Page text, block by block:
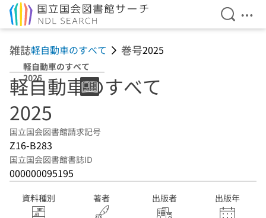
検索を
メ
雑誌軽自動車のすべて 巻号2025
軽自動車のすべて
2025
軽自動車のすべて
2025
国立国会図書館請求記号
Z16-B283
国立国会図書館書誌ID
000000095195
資料種別 著者 出版者 出版年